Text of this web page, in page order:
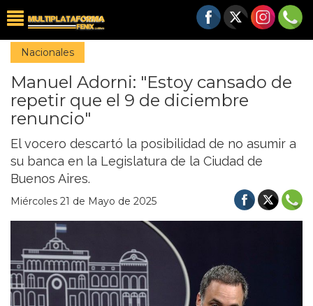
Nacionales
Manuel Adorni: "Estoy cansado de
repetir que el 9 de diciembre
renuncio"
El vocero descartó la posibilidad de no asumir a
su banca en la Legislatura de la Ciudad de
Buenos Aires.
Miércoles 21 de Mayo de 2025